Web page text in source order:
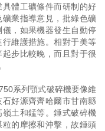
體工礦條件而研制的好
業指導意見，批綠色礦
，如果機器發生自動停
維護措施。相對于美等
步比較晚，而且對于很
系列顎式破碎機要像維
好源齊齊哈爾市甘南縣
土和錳等。錘式破碎機
的摩擦和沖擊，故錘頭